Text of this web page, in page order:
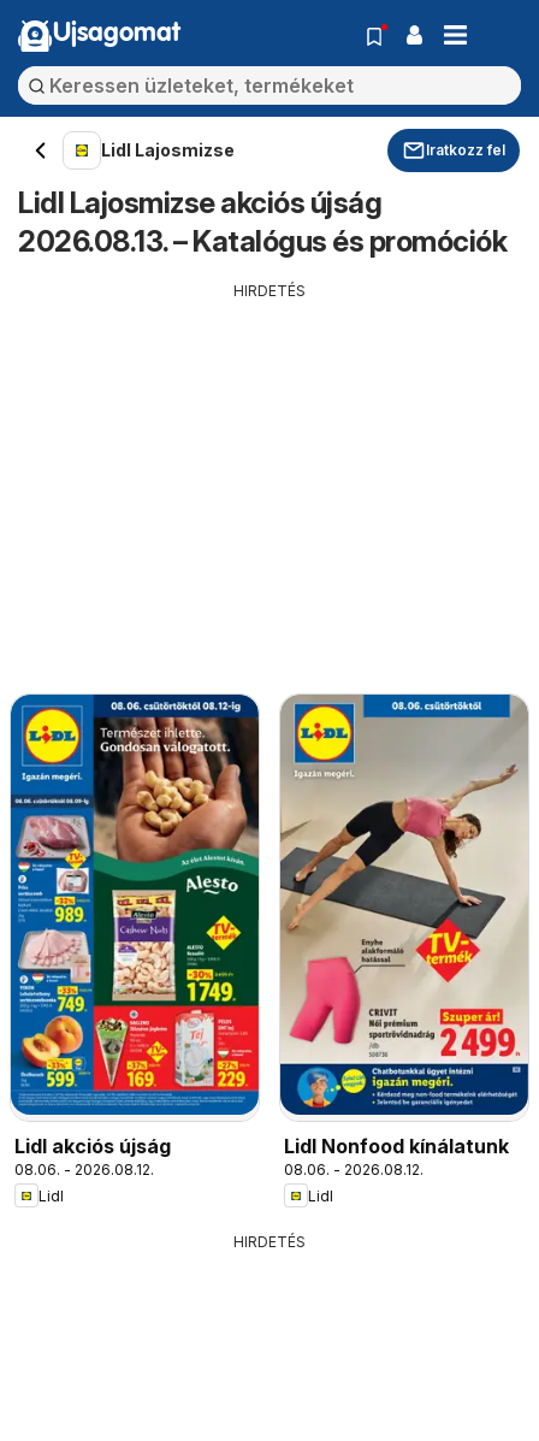
Ujsagomat
Lidl Lajosmizse Iratkozz fel
Lidl Lajosmizse akciós újság
2026.08.13. – Katalógus és promóciók
HIRDETÉS
Lidl akciós újság
08.06. - 2026.08.12.
Lidl
Lidl Nonfood kínálatunk
08.06. - 2026.08.12.
Lidl
HIRDETÉS